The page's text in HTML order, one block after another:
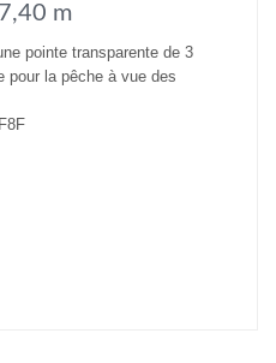
m
pointe transparente de 3
pour la pêche à vue des